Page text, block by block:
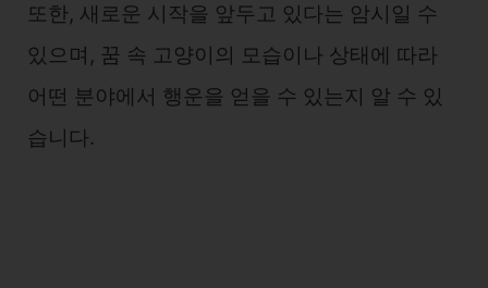
또한, 새로운 시작을 앞두고 있다는 암시일 수
있으며, 꿈 속 고양이의 모습이나 상태에 따라
어떤 분야에서 행운을 얻을 수 있는지 알 수 있
습니다.